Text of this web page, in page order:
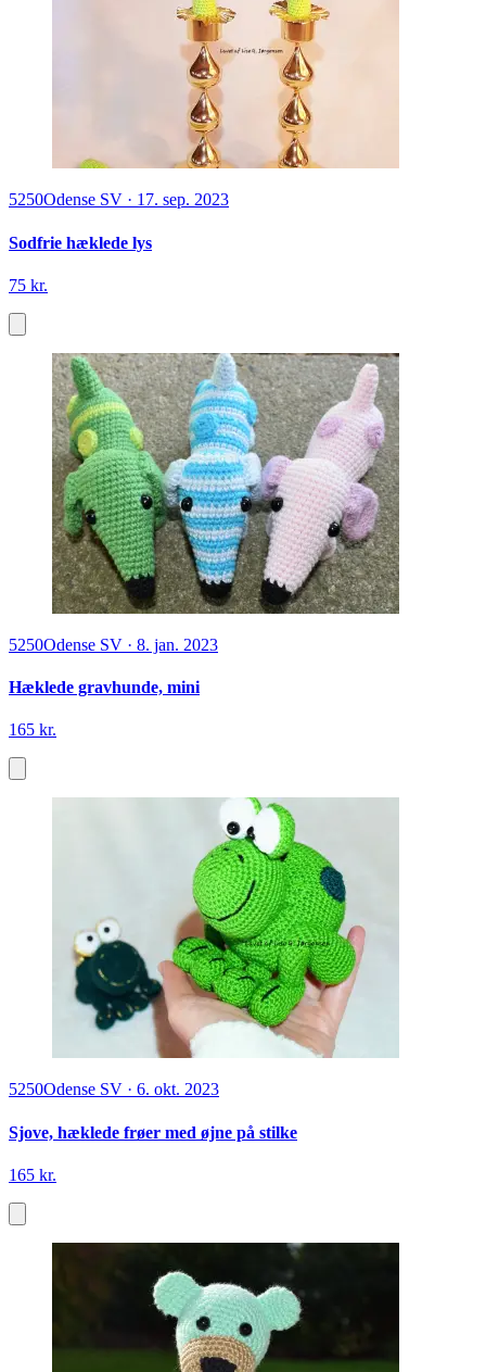
5250Odense SV · 17. sep. 2023
Sodfrie hæklede lys
75 kr.
5250Odense SV · 8. jan. 2023
Hæklede gravhunde, mini
165 kr.
5250Odense SV · 6. okt. 2023
Sjove, hæklede frøer med øjne på stilke
165 kr.